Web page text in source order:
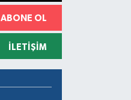
ABONE OL
İLETIŞIM